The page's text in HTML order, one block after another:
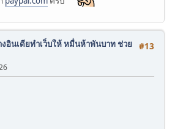
#13
งอินเดียทำเว็บให้ หมื่นห้าพันบาท ช่วย